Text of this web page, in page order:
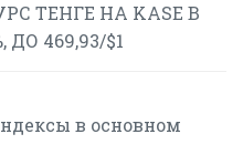
ТЕНГЕ НА KASE В
469,93/$1
в основном